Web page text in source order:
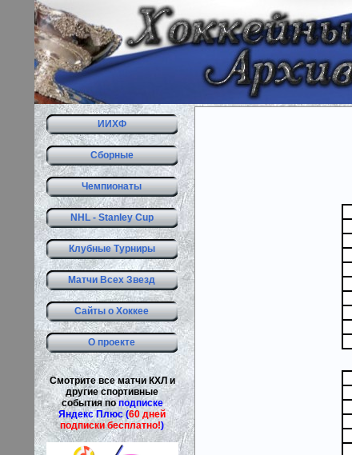
ИИХФ
Сборные
Чемпионаты
NHL - Stanley Cup
Клубные Турниры
Матчи Всех Звезд
Сайты о Хоккее
О проекте
Смотрите все матчи КХЛ и
другие спортивные
события поподписке
Яндекс Плюс (60 дней
подписки бесплатно!)